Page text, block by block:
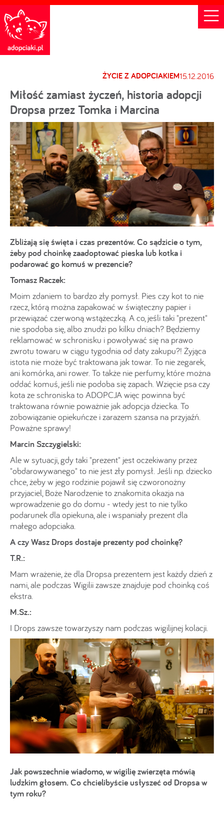
ŻYCIE Z ADOPCIAKIEM15.12.2016
Miłość zamiast życzeń, historia adopcji
Dropsa przez Tomka i Marcina
Zbliżają się święta i czas prezentów. Co sądzicie o tym,
żeby pod choinkę zaadoptować pieska lub kotka i
podarować go komuś w prezencie?
Tomasz Raczek:
Moim zdaniem to bardzo zły pomysł. Pies czy kot to nie
rzecz, którą można zapakować w świąteczny papier i
przewiązać czerwoną wstążeczką. A co, jeśli taki "prezent"
nie spodoba się, albo znudzi po kilku dniach? Będziemy
reklamować w schronisku i powoływać się na prawo
zwrotu towaru w ciągu tygodnia od daty zakupu?! Żyjąca
istota nie może być traktowana jak towar. To nie zegarek,
ani komórka, ani rower. To także nie perfumy, które można
oddać komuś, jeśli nie podoba się zapach. Wzięcie psa czy
kota ze schroniska to ADOPCJA więc powinna być
traktowana równie poważnie jak adopcja dziecka. To
zobowiązanie opiekuńcze i zarazem szansa na przyjaźń.
Poważne sprawy!
Marcin Szczygielski:
Ale w sytuacji, gdy taki "prezent" jest oczekiwany przez
"obdarowywanego" to nie jest zły pomysł. Jeśli np. dziecko
chce, żeby w jego rodzinie pojawił się czworonożny
przyjaciel, Boże Narodzenie to znakomita okazja na
wprowadzenie go do domu - wtedy jest to nie tylko
podarunek dla opiekuna, ale i wspaniały prezent dla
małego adopciaka.
A czy Wasz Drops dostaje prezenty pod choinkę?
T.R.:
Mam wrażenie, że dla Dropsa prezentem jest każdy dzień z
nami, ale podczas Wigilii zawsze znajduje pod choinką coś
ekstra.
M.Sz.:
I Drops zawsze towarzyszy nam podczas wigilijnej kolacji.
Jak powszechnie wiadomo, w wigilię zwierzęta mówią
ludzkim głosem. Co chcielibyście usłyszeć od Dropsa w
tym roku?